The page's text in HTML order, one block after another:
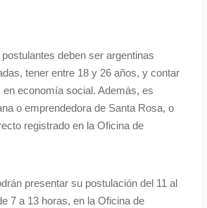
deben ser argentinas
tener entre 18 y 26 años, y contar
economía social. Además, es
o emprendedora de Santa Rosa, o
registrado en la Oficina de
presentar su postulación del 11 al
7 a 13 horas, en la Oficina de